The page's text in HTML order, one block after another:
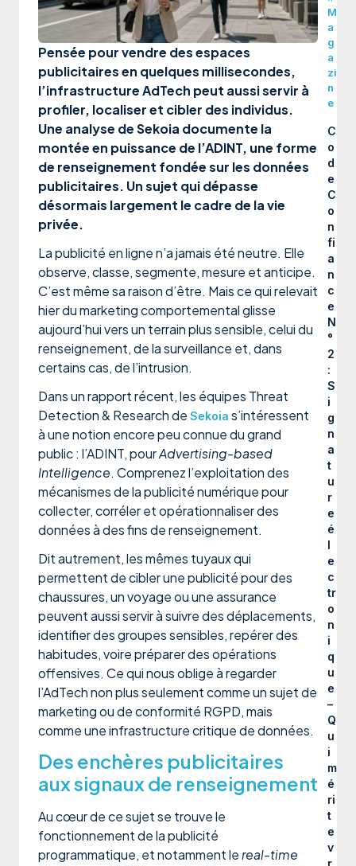
Pensée pour vendre des espaces
publicitaires en quelques millisecondes,
l’infrastructure AdTech peut aussi servir à
profiler, localiser et cibler des individus.
Une analyse de Sekoia documente la
montée en puissance de l’ADINT, une forme
de renseignement fondée sur les données
publicitaires. Un sujet qui dépasse
désormais largement le cadre de la vie
privée.
La publicité en ligne n’a jamais été neutre. Elle
observe, classe, segmente, mesure et anticipe.
C’est même sa raison d’être. Mais ce qui relevait
hier du marketing comportemental glisse
aujourd’hui vers un terrain plus sensible, celui du
renseignement, de la surveillance et, dans
certains cas, de l’intrusion.
Dans un rapport récent, les équipes Threat
Detection & Research de Sekoia s’intéressent
à une notion encore peu connue du grand
public : l’ADINT, pourAdvertising-based
Intelligence. Comprenez l’exploitation des
mécanismes de la publicité numérique pour
collecter, corréler et opérationnaliser des
données à des fins de renseignement.
Dit autrement, les mêmes tuyaux qui
permettent de cibler une publicité pour des
chaussures, un voyage ou une assurance
peuvent aussi servir à suivre des déplacements,
identifier des groupes sensibles, repérer des
habitudes, voire préparer des opérations
offensives. Ce qui nous oblige à regarder
l’AdTech non plus seulement comme un sujet de
marketing ou de conformité RGPD, mais
comme une infrastructure critique de données.
Des enchères publicitaires
aux signaux de renseignement
Au cœur de ce sujet se trouve le
fonctionnement de la publicité
programmatique, et notamment lereal-time
M
a
g
a
zi
n
e
C
o
d
e
C
o
n
fi
a
n
c
e
N
°
2
:
S
i
g
n
a
t
u
r
e
é
l
e
c
tr
o
n
i
q
u
e
–
Q
u
i
m
é
ri
t
e
v